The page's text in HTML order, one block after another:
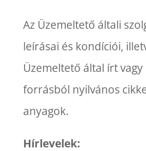
Az Üzemeltető általi
leírásai és kondíciói,
Üzemeltető által írt vagy
forrásból nyilvános
anyagok.
Hírlevelek: